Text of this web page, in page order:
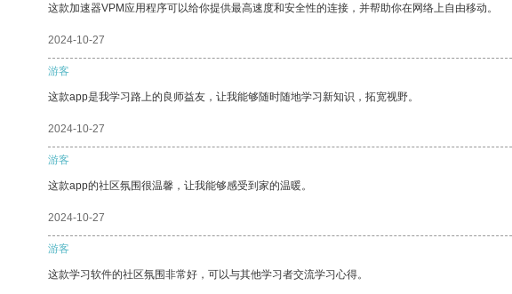
这款加速器VPM应用程序可以给你提供最高速度和安全性的连接，并帮助你在网络上自由移动。
2024-10-27
游客
这款app是我学习路上的良师益友，让我能够随时随地学习新知识，拓宽视野。
2024-10-27
游客
这款app的社区氛围很温馨，让我能够感受到家的温暖。
2024-10-27
游客
这款学习软件的社区氛围非常好，可以与其他学习者交流学习心得。